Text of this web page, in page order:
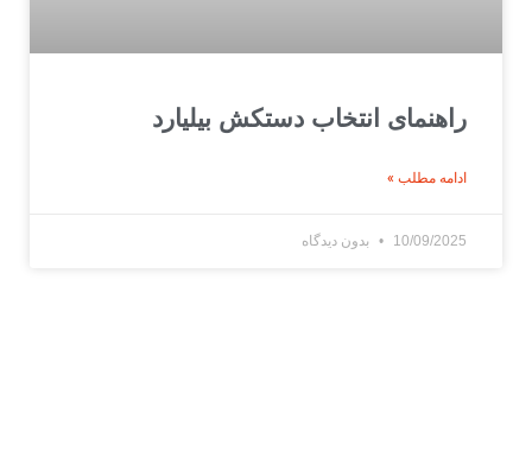
راهنمای انتخاب دستکش بیلیارد
ادامه مطلب »
10/09/2025 بدون دیدگاه